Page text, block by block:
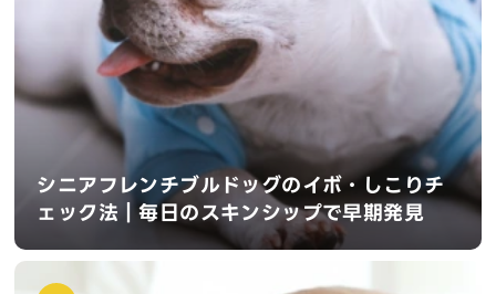
シニアフレンチブルドッグのイボ・しこりチ
ェック法｜毎日のスキンシップで早期発見